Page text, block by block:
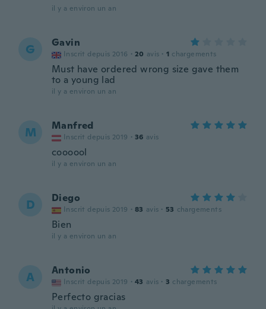
il y a environ un an
G Gavin
Inscrit depuis 2016 · 20 avis · 1 chargements
Must have ordered wrong size gave them
to a young lad
il y a environ un an
M Manfred
Inscrit depuis 2019 · 36 avis
coooool
il y a environ un an
D Diego
Inscrit depuis 2019 · 83 avis · 53 chargements
Bien
il y a environ un an
A Antonio
Inscrit depuis 2019 · 43 avis · 3 chargements
Perfecto gracias